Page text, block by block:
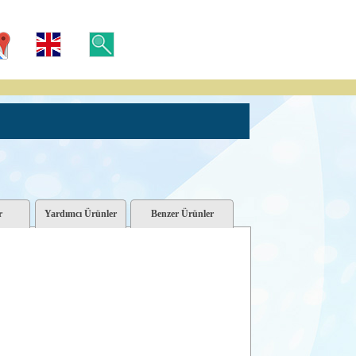
Yardımcı Ürünler Benzer Ürünler